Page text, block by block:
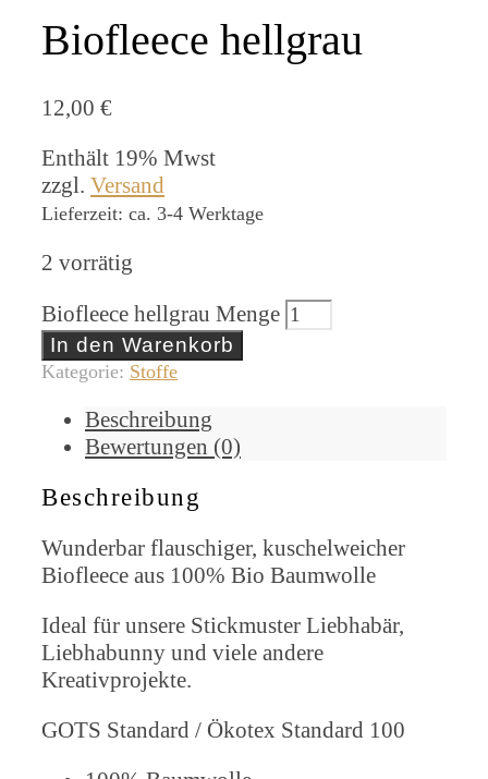
Biofleece hellgrau
12,00 €
Enthält 19% Mwst
zzgl. Versand
Lieferzeit: ca. 3-4 Werktage
2 vorrätig
Biofleece hellgrau Menge
In den Warenkorb
Kategorie: Stoffe
Beschreibung
Bewertungen (0)
Beschreibung
Wunderbar flauschiger, kuschelweicher
Biofleece aus 100% Bio Baumwolle
Ideal für unsere Stickmuster Liebhabär,
Liebhabunny und viele andere
Kreativprojekte.
GOTS Standard / Ökotex Standard 100